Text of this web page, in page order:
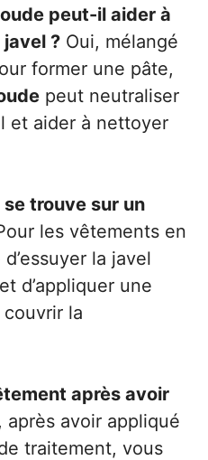
peut-il aider à
? Oui, mélangé
former une pâte,
peut neutraliser
et aider à nettoyer
trouve sur un
les vêtements en
la javel
d’appliquer une
la
après avoir
après avoir appliqué
traitement, vous